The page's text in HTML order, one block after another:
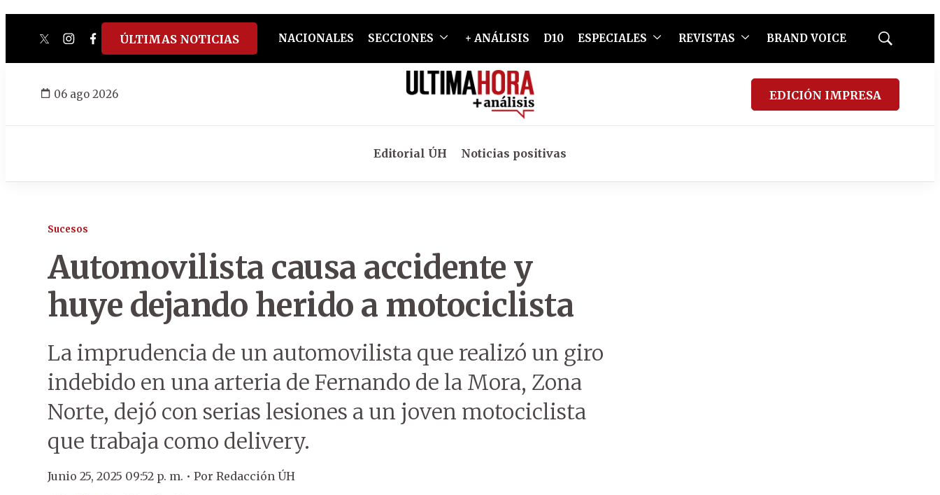
twitterinstagram
facebook
tiktokyoutube
spotify
ÚLTIMAS NOTICIAS NACIONALES SECCIONES + ANÁLISIS D10 ESPECIALES REVISTAS BRAND VOICE
Mostrar
06 ago 2026 EDICIÓN IMPRESA
Editorial ÚH Noticias positivas
Sucesos
Automovilista causa accidente y
huye dejando herido a motociclista
La imprudencia de un automovilista que realizó un giro
indebido en una arteria de Fernando de la Mora, Zona
Norte, dejó con serias lesiones a un joven motociclista
que trabaja como delivery.
Junio 25, 2025 09:52 p. m. • Por Redacción ÚH